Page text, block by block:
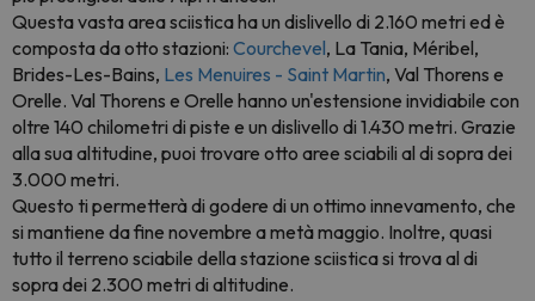
Questa vasta area sciistica ha un dislivello di 2.160 metri ed è
composta da otto stazioni: Courchevel, La Tania, Méribel,
Brides-Les-Bains, Les Menuires - Saint Martin, Val Thorens e
Orelle. Val Thorens e Orelle hanno un'estensione invidiabile con
oltre 140 chilometri di piste e un dislivello di 1.430 metri. Grazie
alla sua altitudine, puoi trovare otto aree sciabili al di sopra dei
3.000 metri.
Questo ti permetterà di godere di un ottimo innevamento, che
si mantiene da fine novembre a metà maggio. Inoltre, quasi
tutto il terreno sciabile della stazione sciistica si trova al di
sopra dei 2.300 metri di altitudine.